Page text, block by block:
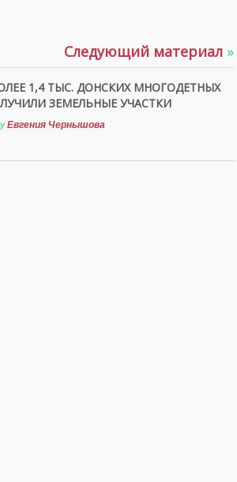
Следующий материал »
1,4 ТЫС. ДОНСКИХ МНОГОДЕТНЫХ
ЗЕМЕЛЬНЫЕ УЧАСТКИ
Евгения Чернышова